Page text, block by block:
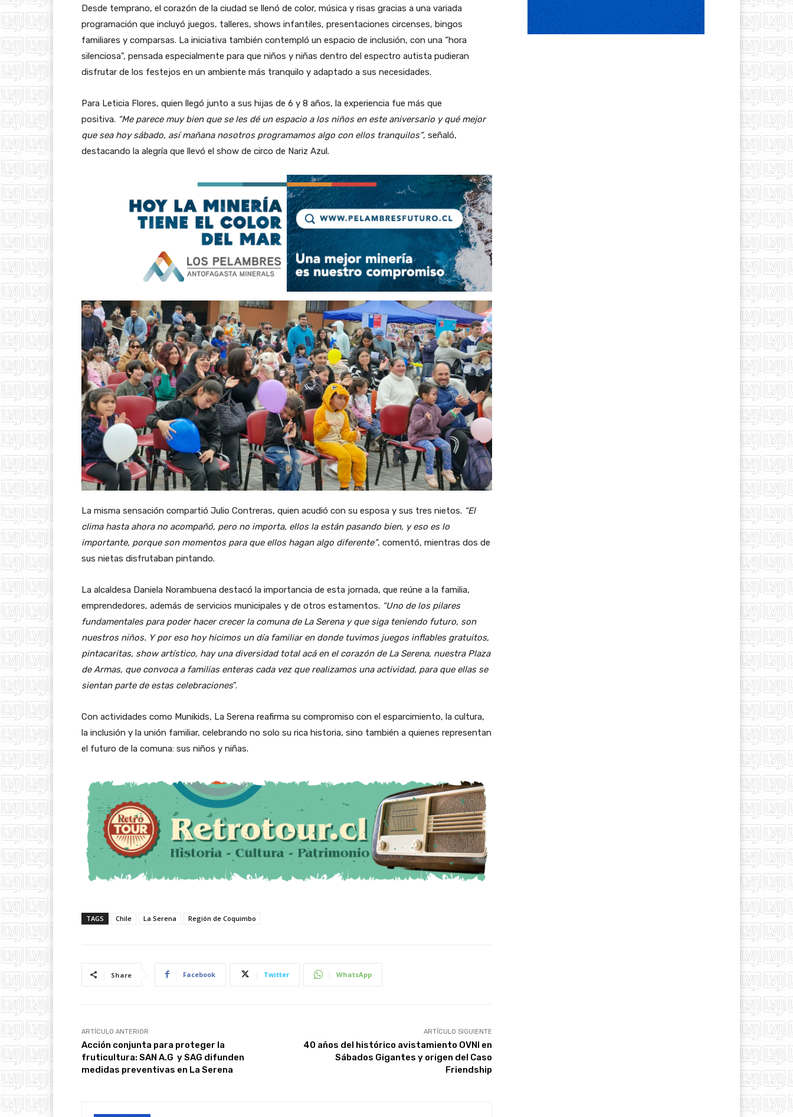
Desde temprano, el corazón de la ciudad se llenó de color, música y risas gracias a una variada
programación que incluyó juegos, talleres, shows infantiles, presentaciones circenses, bingos
familiares y comparsas. La iniciativa también contempló un espacio de inclusión, con una “hora
silenciosa”, pensada especialmente para que niños y niñas dentro del espectro autista pudieran
disfrutar de los festejos en un ambiente más tranquilo y adaptado a sus necesidades.
Para Leticia Flores, quien llegó junto a sus hijas de 6 y 8 años, la experiencia fue más que
positiva. “Me parece muy bien que se les dé un espacio a los niños en este aniversario y qué mejor
que sea hoy sábado, así mañana nosotros programamos algo con ellos tranquilos”, señaló,
destacando la alegría que llevó el show de circo de Nariz Azul.
La misma sensación compartió Julio Contreras, quien acudió con su esposa y sus tres nietos. “El
clima hasta ahora no acompañó, pero no importa, ellos la están pasando bien, y eso es lo
importante, porque son momentos para que ellos hagan algo diferente”, comentó, mientras dos de
sus nietas disfrutaban pintando.
La alcaldesa Daniela Norambuena destacó la importancia de esta jornada, que reúne a la familia,
emprendedores, además de servicios municipales y de otros estamentos. “Uno de los pilares
fundamentales para poder hacer crecer la comuna de La Serena y que siga teniendo futuro, son
nuestros niños. Y por eso hoy hicimos un día familiar en donde tuvimos juegos inflables gratuitos,
pintacaritas, show artístico, hay una diversidad total acá en el corazón de La Serena, nuestra Plaza
de Armas, que convoca a familias enteras cada vez que realizamos una actividad, para que ellas se
sientan parte de estas celebraciones”.
Con actividades como Munikids, La Serena reafirma su compromiso con el esparcimiento, la cultura,
la inclusión y la unión familiar, celebrando no solo su rica historia, sino también a quienes representan
el futuro de la comuna: sus niños y niñas.
TAGS Chile La Serena Región de Coquimbo
Share Facebook Twitter WhatsApp
ARTÍCULO ANTERIOR
Acción conjunta para proteger la
fruticultura: SAN A.G y SAG difunden
medidas preventivas en La Serena
ARTÍCULO SIGUIENTE
40 años del histórico avistamiento OVNI en
Sábados Gigantes y origen del Caso
Friendship